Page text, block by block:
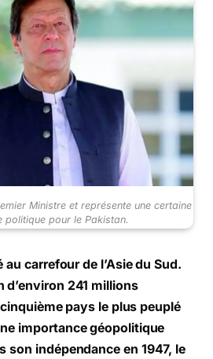
Ministre et représente une certaine
politique pour le Pakistan.
carrefour de l’Asie du Sud.
241 millions
pays le plus peuplé
importance géopolitique
son indépendance en 1947, le